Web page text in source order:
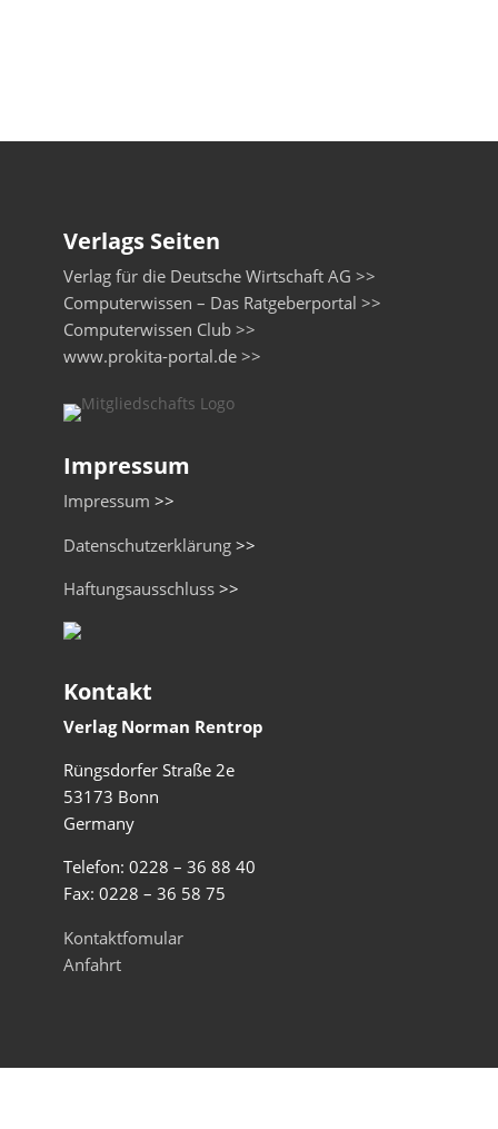
Verlags Seiten
Verlag für die Deutsche Wirtschaft AG >>
Computerwissen – Das Ratgeberportal >>
Computerwissen Club >>
www.prokita-portal.de >>
Impressum
Impressum >>
Datenschutzerklärung>>
Haftungsausschluss>>
Kontakt
Verlag Norman Rentrop
Rüngsdorfer Straße 2e
53173 Bonn
Germany
Telefon: 0228 – 36 88 40
Fax: 0228 – 36 58 75
Kontaktfomular
Anfahrt